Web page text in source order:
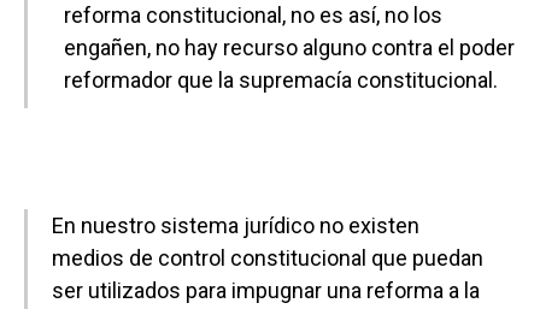
reforma constitucional, no es así, no los
engañen, no hay recurso alguno contra el poder
reformador que la supremacía constitucional.
En nuestro sistema jurídico no existen
medios de control constitucional que puedan
ser utilizados para impugnar una reforma a la